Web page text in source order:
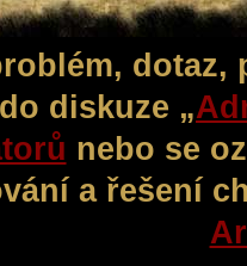
diskuze „
nebo se
a řešení